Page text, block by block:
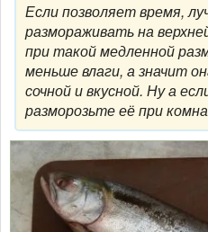
Если позволяет время,
размораживать на
при такой медленной
меньше влаги, а значит
сочной и вкусной. Ну а
разморозьте её при